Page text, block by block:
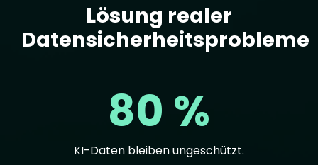
Lösung realer
Datensicherheitsprobleme
80 %
KI-Daten bleiben ungeschützt.